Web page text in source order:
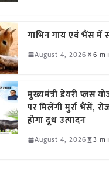
गाभिन गाय एवं भैंस में
August 4, 2026 6
मुख्यमंत्री डेयरी प्लस
पर मिलेंगी मुर्रा भैंसें,
होगा दूध उत्पादन
August 4, 2026 3